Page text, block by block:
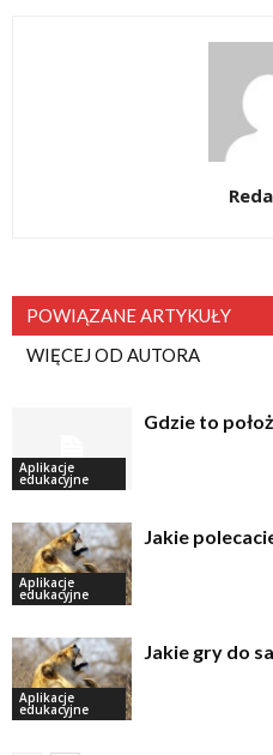
POWIĄZANE ARTYKUŁY
WIĘCEJ OD AUTORA
Aplikacje
edukacyjne
Gdzie to
Aplikacje
edukacyjne
Jakie
Aplikacje
edukacyjne
Jakie gry do